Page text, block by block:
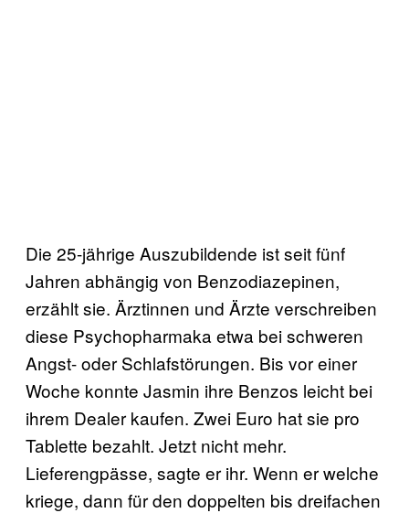
Die 25-jährige Auszubildende ist seit fünf
Jahren abhängig von Benzodiazepinen,
erzählt sie. Ärztinnen und Ärzte verschreiben
diese Psychopharmaka etwa bei schweren
Angst- oder Schlafstörungen. Bis vor einer
Woche konnte Jasmin ihre Benzos leicht bei
ihrem Dealer kaufen. Zwei Euro hat sie pro
Tablette bezahlt. Jetzt nicht mehr.
Lieferengpässe, sagte er ihr. Wenn er welche
kriege, dann für den doppelten bis dreifachen